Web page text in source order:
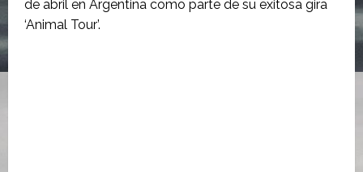
de abril en Argentina como parte de su exitosa gira
‘Animal Tour’.